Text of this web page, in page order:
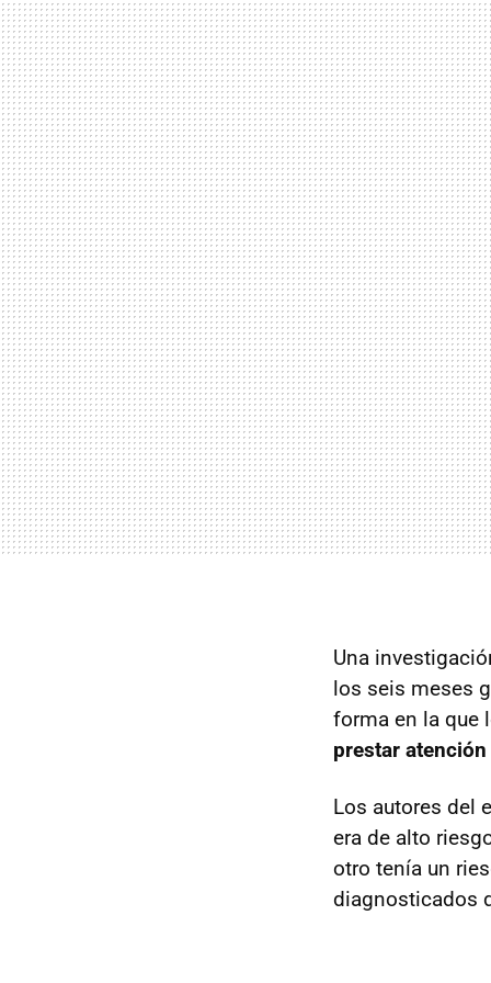
Una
los seis meses
forma en la que
prestar
Los autores del
era de alto
otro tenía un
diagnosticados